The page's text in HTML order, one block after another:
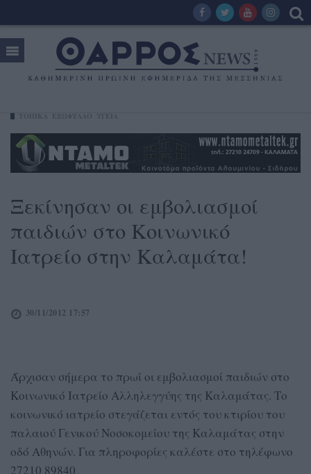
Ξεκίνησαν οι εμβολιασμοί
παιδιών στο Κοινωνικό
Ιατρείο στην Καλαμάτα!
30/11/2012 17:57
Άρχισαν σήμερα το πρωί οι εμβολιασμοί παιδιών στο
Κοινωνικό Ιατρείο Αλληλεγγύης της Καλαμάτας. Το
κοινωνικό ιατρείο στεγάζεται εντός του κτιρίου του
παλαιού Γενικού Νοσοκομείου της Καλαμάτας στην
οδό Αθηνών. Για πληροφορίες καλέστε στο τηλέφωνο
27210 89840